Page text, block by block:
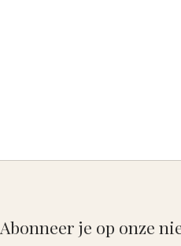
Abonneer je op onze